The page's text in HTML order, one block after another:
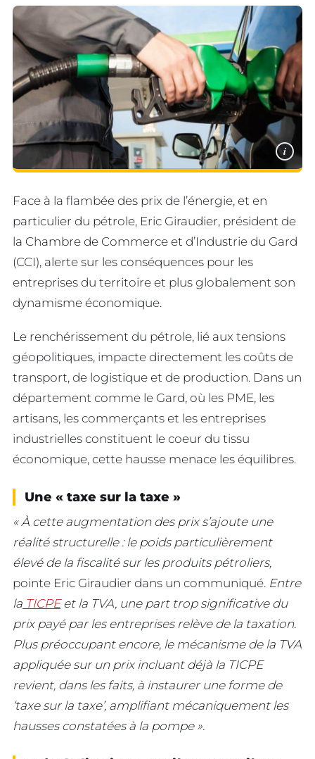
i
Face à la flambée des prix de l’énergie, et en
particulier du pétrole, Eric Giraudier, président de
la Chambre de Commerce et d’Industrie du Gard
(CCI), alerte sur les conséquences pour les
entreprises du territoire et plus globalement son
dynamisme économique.
Le renchérissement du pétrole, lié aux tensions
géopolitiques, impacte directement les coûts de
transport, de logistique et de production. Dans un
département comme le Gard, où les PME, les
artisans, les commerçants et les entreprises
industrielles constituent le coeur du tissu
économique, cette hausse menace les équilibres.
Une « taxe sur la taxe »
« À cette augmentation des prix s’ajoute une
réalité structurelle : le poids particulièrement
élevé de la fiscalité sur les produits pétroliers,
pointe Eric Giraudier dans un communiqué. Entre
la TICPEet la TVA, une part trop significative du
prix payé par les entreprises relève de la taxation.
Plus préoccupant encore, le mécanisme de la TVA
appliquée sur un prix incluant déjà la TICPE
revient, dans les faits, à instaurer une forme de
‘taxe sur la taxe’, amplifiant mécaniquement les
hausses constatées à la pompe ».